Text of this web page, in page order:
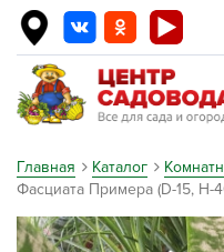
Главная Каталог
Фасциата Примера (D-15, Н-